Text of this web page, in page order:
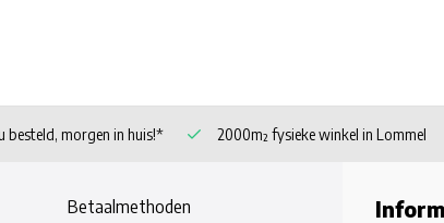
besteld, morgen in huis!* 2000m² fysieke winkel in Lommel
Betaalmethoden